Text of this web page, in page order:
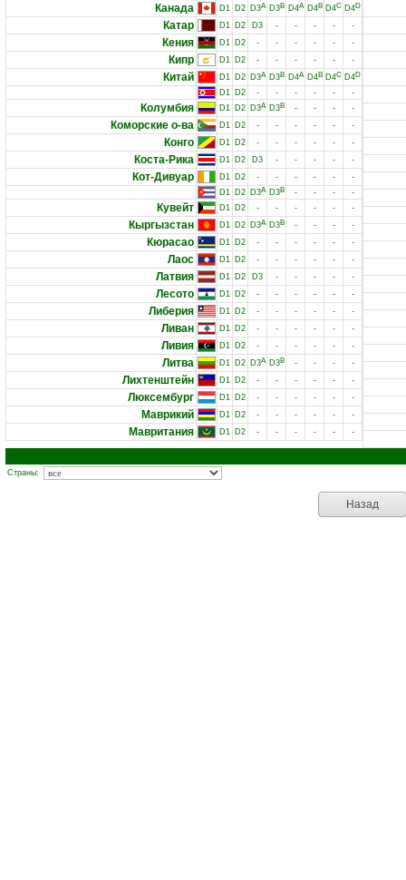
Канада D1 D2 D3A D3B D4A D4B D4C D4D
Катар D1 D2 D3 - - - - -
Кения D1 D2 - - - - - -
Кипр D1 D2 - - - - - -
Китай D1 D2 D3A D3B D4A D4B D4C D4D
D1 D2 - - - - - -
Колумбия D1 D2 D3A D3B - - - -
Коморские о-ва D1 D2 - - - - - -
Конго D1 D2 - - - - - -
Коста-Рика D1 D2 D3 - - - - -
Кот-Дивуар D1 D2 - - - - -
-
D1 D2 D3A D3B - - - -
Кувейт D1 D2 - - - - - -
Кыргызстан D1 D2 D3A D3B - - - -
Кюрасао D1 D2 - - - - - -
Лаос D1 D2 - - - - - -
Латвия D1 D2 D3 - - - - -
Лесото D1 D2 - - - - - -
Либерия D1 D2 - - - - - -
Ливан D1 D2 - - - - - -
Ливия D1 D2 - - - - - -
Литва D1 D2 D3A D3B - - - -
Лихтенштейн D1 D2 - - - - - -
Люксембург D1 D2 - - - - - -
Маврикий D1 D2 - - - - - -
Мавритания D1 D2 - - - - - -
Страны:
Назад